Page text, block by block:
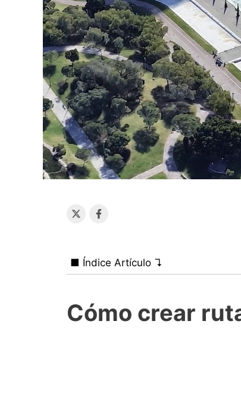
■ Índice Artículo ↴
Cómo crear